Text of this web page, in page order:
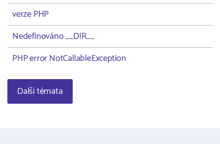
verze PHP
Nedefinováno __DIR__
PHP error NotCallableException
Další témata